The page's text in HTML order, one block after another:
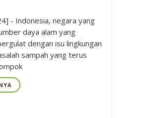
- Indonesia, negara yang
daya alam yang
dengan isu lingkungan
sampah yang terus